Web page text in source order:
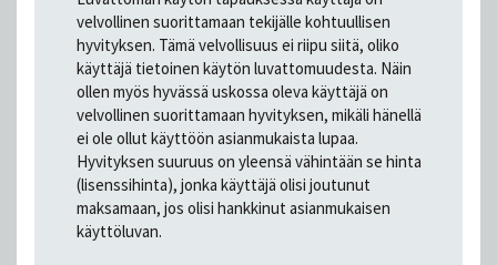
velvollinen suorittamaan tekijälle kohtuullisen
hyvityksen. Tämä velvollisuus ei riipu siitä, oliko
käyttäjä tietoinen käytön luvattomuudesta. Näin
ollen myös hyvässä uskossa oleva käyttäjä on
velvollinen suorittamaan hyvityksen, mikäli hänellä
ei ole ollut käyttöön asianmukaista lupaa.
Hyvityksen suuruus on yleensä vähintään se hinta
(lisenssihinta), jonka käyttäjä olisi joutunut
maksamaan, jos olisi hankkinut asianmukaisen
käyttöluvan.